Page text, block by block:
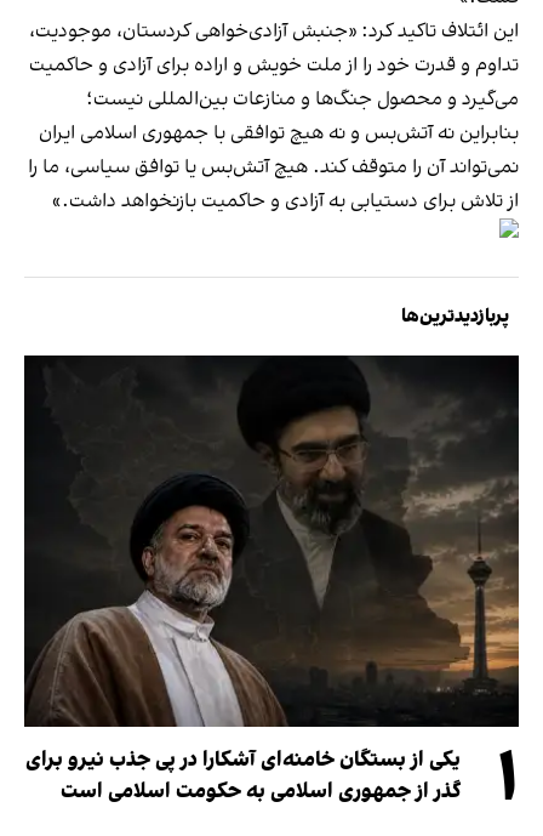
این ائتلاف تاکید کرد: «جنبش آزادی‌خواهی کردستان، موجودیت،
تداوم و قدرت خود را از ملت خویش و اراده برای آزادی و حاکمیت
می‌گیرد و محصول جنگ‌ها و منازعات بین‌المللی نیست؛
بنابراین نه آتش‌بس و نه هیچ توافقی با جمهوری اسلامی ایران
نمی‌تواند آن را متوقف کند. هیچ آتش‌بس یا توافق سیاسی، ما را
از تلاش برای دستیابی به آزادی و حاکمیت بازنخواهد داشت.»
پربازدیدترین‌ها
۱
یکی از بستگان خامنه‌ای آشکارا در پی جذب نیرو برای
گذر از جمهوری اسلامی به حکومت اسلامی است